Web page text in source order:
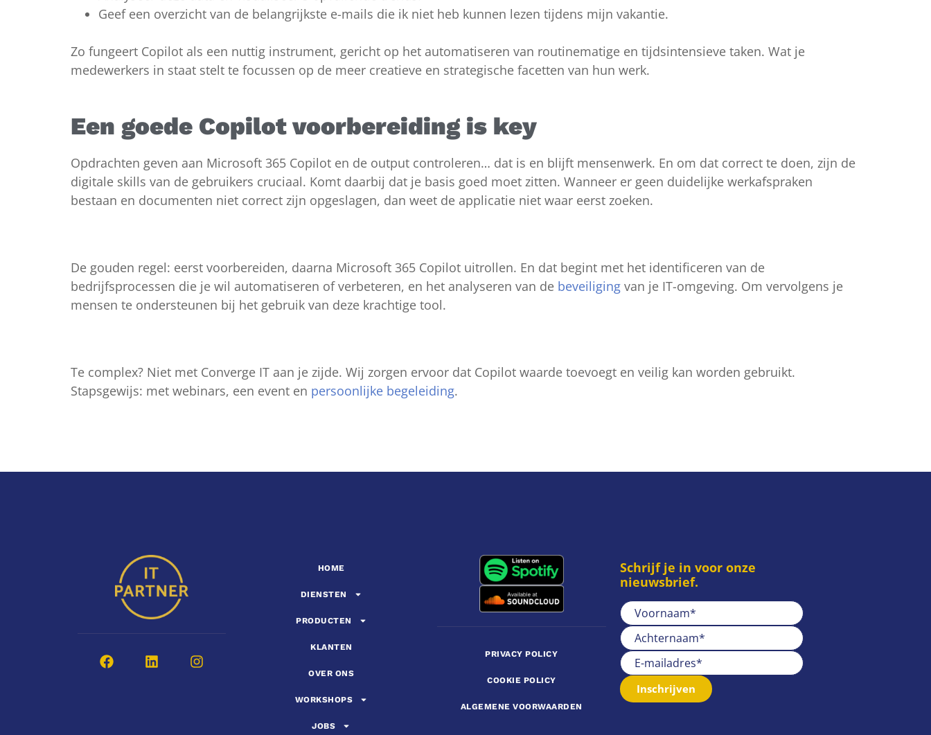
Geef een overzicht van de belangrijkste e-mails die ik niet heb kunnen lezen tijdens mijn vakantie.
Zo fungeert Copilot als een nuttig instrument, gericht op het automatiseren van routinematige en tijdsintensieve taken. Wat je
medewerkers in staat stelt te focussen op de meer creatieve en strategische facetten van hun werk.
Een goede Copilot voorbereiding is key
Opdrachten geven aan Microsoft 365 Copilot en de output controleren… dat is en blijft mensenwerk. En om dat correct te doen, zijn de
digitale skills van de gebruikers cruciaal. Komt daarbij dat je basis goed moet zitten. Wanneer er geen duidelijke werkafspraken
bestaan en documenten niet correct zijn opgeslagen, dan weet de applicatie niet waar eerst zoeken.
De gouden regel: eerst voorbereiden, daarna Microsoft 365 Copilot uitrollen. En dat begint met het identificeren van de
bedrijfsprocessen die je wil automatiseren of verbeteren, en het analyseren van de beveiliging van je IT-omgeving. Om vervolgens je
mensen te ondersteunen bij het gebruik van deze krachtige tool.
Te complex? Niet met Converge IT aan je zijde. Wij zorgen ervoor dat Copilot waarde toevoegt en veilig kan worden gebruikt.
Stapsgewijs: met webinars, een event en persoonlijke begeleiding.
HOME
DIENSTEN
PRODUCTEN
KLANTEN
OVER ONS
WORKSHOPS
JOBS
PRIVACY POLICY
COOKIE POLICY
ALGEMENE VOORWAARDEN
Schrijf je in voor onze
nieuwsbrief.
Inschrijven